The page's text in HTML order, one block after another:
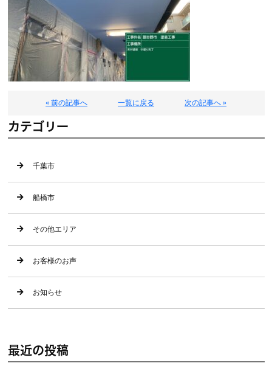
« 前の記事へ 一覧に戻る 次の記事へ »
カテゴリー
千葉市
船橋市
その他エリア
お客様のお声
お知らせ
最近の投稿